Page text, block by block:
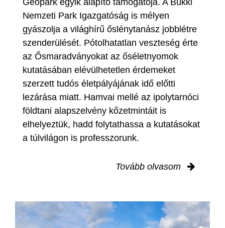
Geopark egyik alapító támogatója. A Bükki
Nemzeti Park Igazgatóság is mélyen
gyászolja a világhírű őslénytanász jobblétre
szenderülését. Pótolhatatlan veszteség érte
az Ősmaradványokat az őséletnyomok
kutatásában elévülhetetlen érdemeket
szerzett tudós életpályájának idő előtti
lezárása miatt. Hamvai mellé az ipolytarnóci
földtani alapszelvény kőzetmintáit is
elhelyeztük, hadd folytathassa a kutatásokat
a túlvilágon is professzorunk.
Tovább olvasom